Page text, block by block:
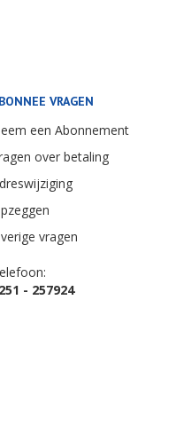
VRAGEN
een Abonnement
over betaling
vragen
- 257924